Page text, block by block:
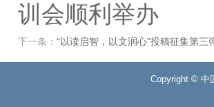
训会顺利举办
下一条： “以读启智，以文润心”投稿征集第
Copyright © 中